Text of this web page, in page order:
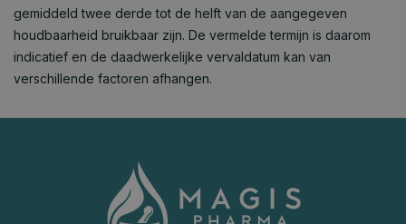
gemiddeld twee derde tot de helft van de aangegeven
houdbaarheid bruikbaar zijn. De vermelde termijn is daarom
indicatief en de daadwerkelijke vervaldatum kan van
verschillende factoren afhangen.